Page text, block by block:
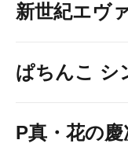
新世紀エヴ
ぱちんこ シ
P真・花の